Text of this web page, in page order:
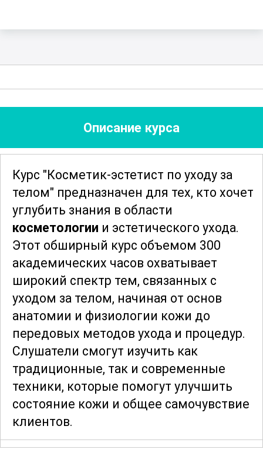
Описание курса
Курс "Косметик-эстетист по уходу за
телом" предназначен для тех, кто хочет
углубить знания в области
косметологии и эстетического ухода.
Этот обширный курс объемом 300
академических часов охватывает
широкий спектр тем, связанных с
уходом за телом, начиная от основ
анатомии и физиологии кожи до
передовых методов ухода и процедур.
Слушатели смогут изучить как
традиционные, так и современные
техники, которые помогут улучшить
состояние кожи и общее самочувствие
клиентов.